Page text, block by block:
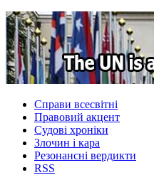
Справи всесвітні
Правовий акцент
Судові хроніки
Злочин і кара
Резонансні вердикти
RSS